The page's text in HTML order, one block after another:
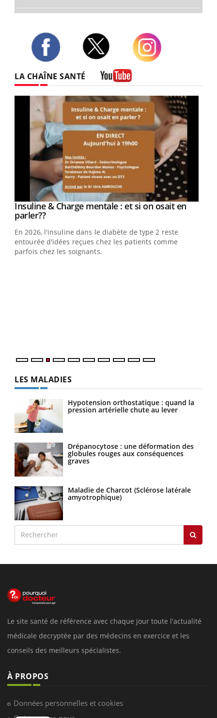
LA CHAÎNE SANTÉ
Youtube
Insuline & Charge mentale : et si on osait en
parler??Youtube
En 2026, l'insuline dans le diabète de type 2 reste
entourée d'idées reçues chez les patients comme
parfois chez les soignants.
LES MALADIES
Hypotension orthostatique : quand la
pression artérielle chute au lever
Drépanocytose : une déformation des
globules rouges aux conséquences
graves
Maladie de Charcot (Sclérose latérale
amyotrophique)
Le site santé de référence avec chaque jour toute l'actualité
médicale decryptée par des médecins en exercice et les
conseils des meilleurs spécialistes.
À PROPOS
Données personnelles et cookies